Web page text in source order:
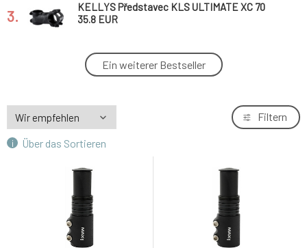
3.
KELLYS Představec KLS ULTIMATE XC 70
black 017, 120mm
35.8 EUR
KS Ether představec 31,8 mm / 50 mm
72 EUR
5.
FUNN Equalizer představec 35 mm, délka
42,5 mm - červený
80.9 EUR
KELLYS Představec KLS ADVANCED XC 70
024 31.8mm / 60mm
28 EUR
představec MAX1 Edge 90/7°/31,8 mm černý
29.5 EUR
Ein weiterer Bestseller
Über das Sortieren
Filtern